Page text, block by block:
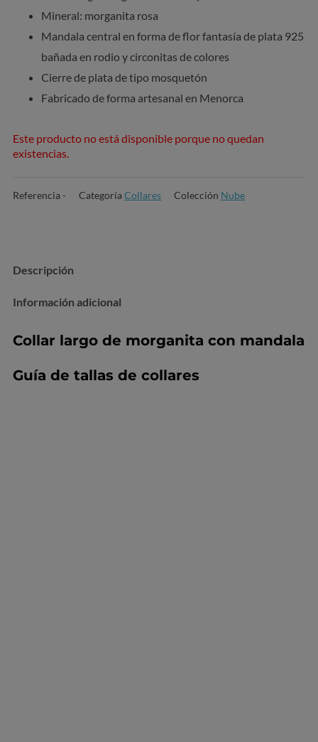
Mineral: morganita rosa
Mandala central en forma de flor fantasía de plata 925
bañada en rodio y circonitas de colores
Cierre de plata de tipo mosquetón
Fabricado de forma artesanal en Menorca
Este producto no está disponible porque no quedan
existencias.
Referencia - Categoría Collares Colección Nube
Descripción
Información adicional
Collar largo de morganita con mandala
Guía de tallas de collares